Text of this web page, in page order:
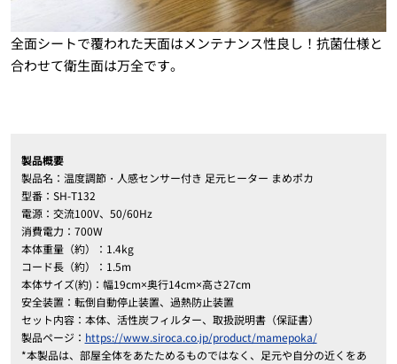
全面シートで覆われた天面はメンテナンス性良し！抗菌仕様と
合わせて衛生面は万全です。
製品概要
製品名：温度調節・人感センサー付き 足元ヒーター まめポカ
型番：SH-T132
電源：交流100V、50/60Hz
消費電力：700W
本体重量（約）：1.4kg
コード長（約）：1.5m
本体サイズ(約)：幅19cm×奥行14cm×高さ27cm
安全装置：転倒自動停止装置、過熱防止装置
セット内容：本体、活性炭フィルター、取扱説明書（保証書）
製品ページ： https://www.siroca.co.jp/product/mamepoka/
*本製品は、部屋全体をあたためるものではなく、足元や自分の近くをあ